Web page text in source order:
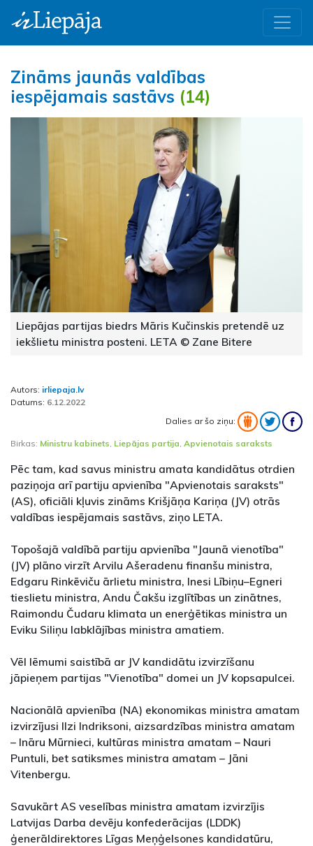
Zināms jaunās valdības
iespējamais sastāvs (14)
Liepājas partijas biedrs Māris Kučinskis pretendē uz
iekšlietu ministra posteni. LETA © Zane Bitere
Autors: irliepaja.lv
Datums: 6.12.2022
Dalies ar šo ziņu:
Birkas: Ministru kabinets Liepājas partija Apvienotais saraksts
Pēc tam, kad savus ministru amata kandidātus otrdien
paziņoja arī partiju apvienība "Apvienotais saraksts"
(AS), oficiāli kļuvis zināms Krišjāņa Kariņa (JV) otrās
valdības iespējamais sastāvs, ziņo LETA.
Topošajā valdībā partiju apvienība "Jaunā vienotība"
(JV) plāno virzīt Arvilu Ašeradenu finanšu ministra,
Edgaru Rinkēviču ārlietu ministra, Inesi Lībiņu–Egneri
tieslietu ministra, Andu Čakšu izglītības un zinātnes,
Raimondu Čudaru klimata un enerģētikas ministra un
Eviku Siliņu labklājības ministra amatiem.
Vēl lēmumi saistībā ar JV kandidātu izvirzīšanu
jāpieņem partijas "Vienotība" domei un JV kopsapulcei.
Nacionālā apvienība (NA) ekonomikas ministra amatam
izvirzījusi Ilzi Indriksoni, aizsardzības ministra amatam
– Ināru Mūrnieci, kultūras ministra amatam – Nauri
Puntuli, bet satiksmes ministra amatam – Jāni
Vitenbergu.
Savukārt AS veselības ministra amatam izvirzījis
Latvijas Darba devēju konfederācijas (LDDK)
ģenerāldirektores Līgas Meņģelsones kandidatūru,